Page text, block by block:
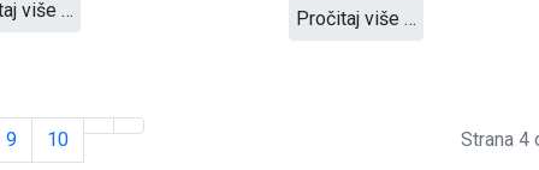
više … Pročitaj više …
9 10 Strana 4